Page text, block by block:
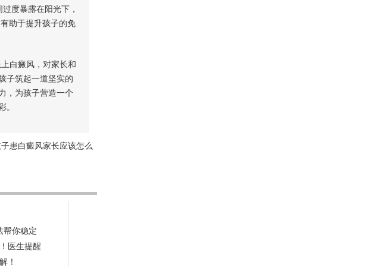
度暴露在阳光下，
助于提升孩子的免
白癜风，对家长和
子筑起一道坚实的
，为孩子营造一个
。
患白癜风家长应该怎么
帮你稳定
医生提醒
！